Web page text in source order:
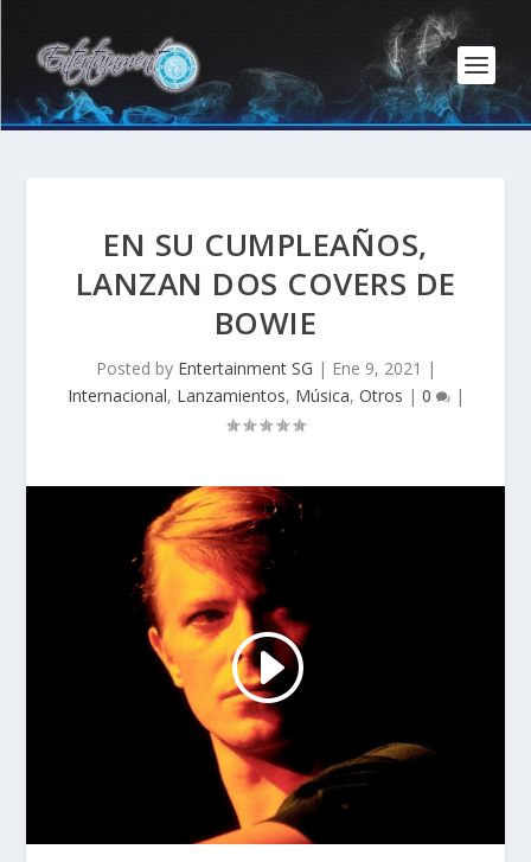
EN SU CUMPLEAÑOS,
LANZAN DOS COVERS DE
BOWIE
Posted by Entertainment SG | Ene 9, 2021 |
Internacional, Lanzamientos, Música, Otros | 0 |